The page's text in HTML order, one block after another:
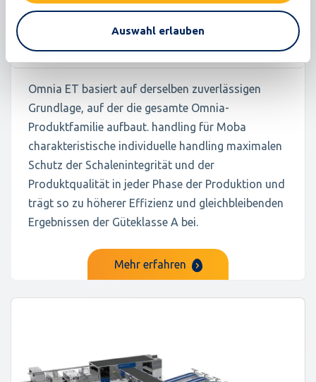
Auswahl erlauben
180.000 Eier/Stunde
500 Kisten/Stunde
Omnia ET basiert auf derselben zuverlässigen
Grundlage, auf der die gesamte Omnia-
Produktfamilie aufbaut. handling für Moba
charakteristische individuelle handling maximalen
Schutz der Schalenintegrität und der
Produktqualität in jeder Phase der Produktion und
trägt so zu höherer Effizienz und gleichbleibenden
Ergebnissen der Güteklasse A bei.
Mehr erfahren